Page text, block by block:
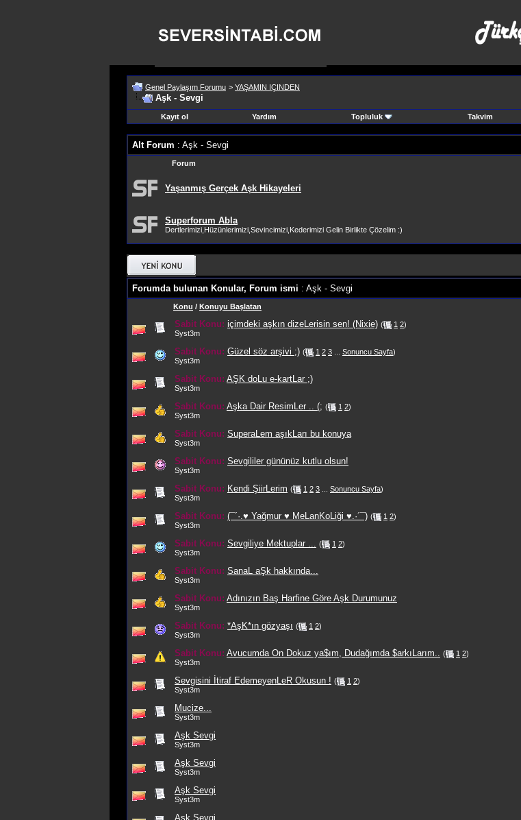
Genel Paylaşım Forumu > YAŞAMIN IÇINDEN
Aşk - Sevgi
Kayıt ol
Yardım Topluluk Takvim
Alt Forum : Aşk - Sevgi
Forum
Yaşanmış Gerçek Aşk Hikayeleri
Superforum Abla
Dertlerimizi,Hüzünlerimizi,Sevincimizi,Kederimizi Gelin Birlikte Çözelim :)
Forumda bulunan Konular, Forum ismi : Aşk - Sevgi
Konu / Konuyu Başlatan
Sabit Konu: içimdeki aşkın dizeLerisin sen! (Nixie) ( 1 2)
Syst3m
Sabit Konu: Güzel söz arşivi ;) ( 1 2 3 Sonuncu Sayfa)
Syst3m
Sabit Konu: AŞK doLu e-kartLar ;)
Syst3m
Sabit Konu: Aşka Dair ResimLer .. (; ( 1 2)
Syst3m
Sabit Konu: SuperaLem aşıkLarı bu konuya
Syst3m
Sabit Konu: Sevgililer gününüz kutlu olsun!
Syst3m
Sabit Konu: Kendi ŞiirLerim ( 1 2 3 Sonuncu Sayfa)
Syst3m
Sabit Konu: (¯´·.♥ Yağmur ♥ MeLanKoLiği ♥.·´¯) ( 1 2)
Syst3m
Sabit Konu: Sevgiliye Mektuplar ... ( 1 2)
Syst3m
Sabit Konu: SanaL aŞk hakkında...
Syst3m
Sabit Konu: Adınızın Baş Harfine Göre Aşk Durumunuz
Syst3m
Sabit Konu: *AşK*ın gözyaşı ( 1 2)
Syst3m
Sabit Konu: Avucumda On Dokuz ya$ım, Dudağımda $arkıLarım.. ( 1 2)
Syst3m
Sevgisini İtiraf EdemeyenLeR Okusun ! ( 1 2)
Syst3m
Mucize...
Syst3m
Aşk Sevgi
Syst3m
Aşk Sevgi
Syst3m
Aşk Sevgi
Syst3m
Aşk Sevgi